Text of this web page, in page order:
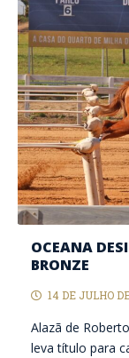
OCEANA
BRONZE
14 DE JULHO
Alazã de
leva título para